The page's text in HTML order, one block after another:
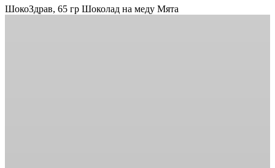
ШокоЗдрав, 65 гр Шоколад на меду Мята